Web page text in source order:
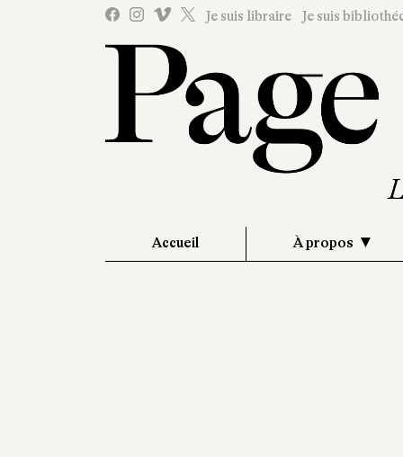
Je suis libraire Je suis
Accueil À propos